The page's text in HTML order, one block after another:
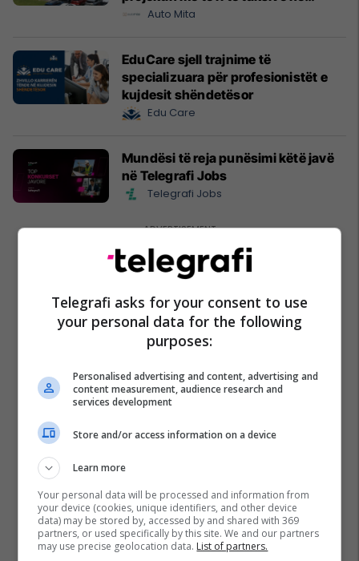
Prishtinë
Auto Mita
EduCare sjell trajnime të
specializuara për profesionistët e
kujdesit shëndetësor
Edu Care
Mundësi të reja punësimi këtë javë
në Telegrafi Jobs
Telegrafi Jobs
Telegrafi asks for your consent to use
your personal data for the following
purposes:
Personalised advertising and content, advertising and
content measurement, audience research and
services development
Store and/or access information on a device
Learn more
Your personal data will be processed and information from
your device (cookies, unique identifiers, and other device
data) may be stored by, accessed by and shared with 369
partners, or used specifically by this site. We and our partners
may use precise geolocation data. List of partners.